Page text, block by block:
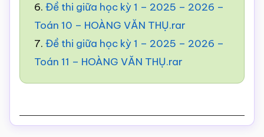
6. Đề thi giữa học kỳ 1 – 2025 – 2026 –
Toán 10 – HOÀNG VĂN THỤ.rar
7. Đề thi giữa học kỳ 1 – 2025 – 2026 –
Toán 11 – HOÀNG VĂN THỤ.rar